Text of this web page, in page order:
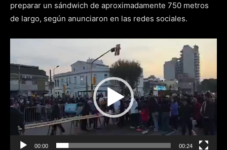
preparar un sándwich de aproximadamente 750 metros
de largo, según anunciaron en las redes sociales.
video
00:00 00:24